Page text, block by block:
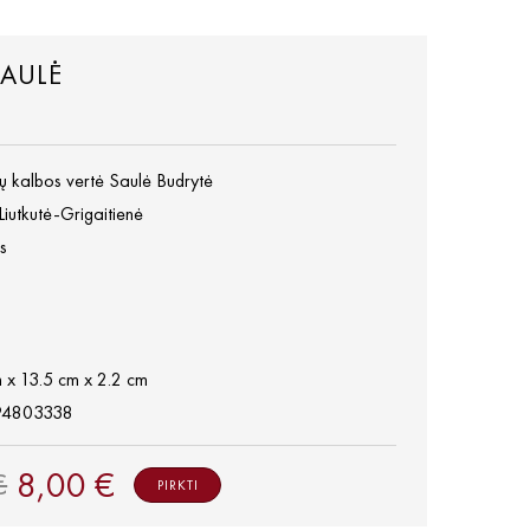
kalbos vertė Saulė Budrytė
Grigaitienė
x 13.5 cm x 2.2 cm
8,00 € PIRKTI